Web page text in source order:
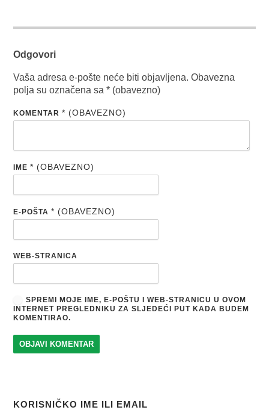
Odgovori
Vaša adresa e-pošte neće biti objavljena. Obavezna
polja su označena sa* (obavezno)
KOMENTAR* (OBAVEZNO)
IME* (OBAVEZNO)
E-POŠTA* (OBAVEZNO)
WEB-STRANICA
SPREMI MOJE IME, E-POŠTU I WEB-STRANICU U OVOM
INTERNET PREGLEDNIKU ZA SLJEDEĆI PUT KADA BUDEM
KOMENTIRAO.
KORISNIČKO IME ILI EMAIL